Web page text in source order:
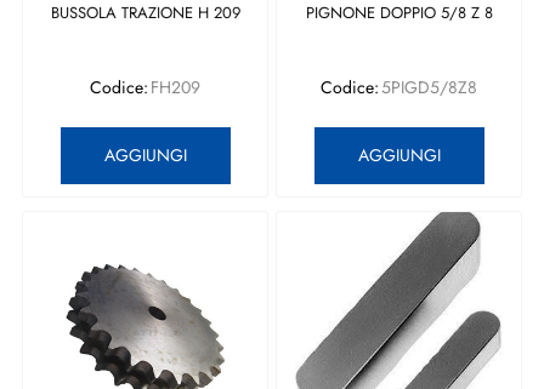
BUSSOLA TRAZIONE H 209
Codice: FH209
AGGIUNGI
PIGNONE DOPPIO 5/8 Z 8
Codice:5PIGD5/8Z8
AGGIUNGI